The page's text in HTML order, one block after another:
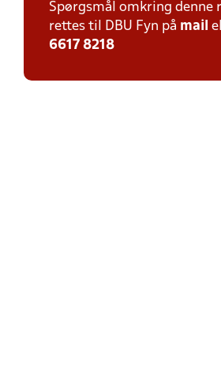
Spørgsmål omkring denne
rettes til DBU Fyn på mail
6617 8218